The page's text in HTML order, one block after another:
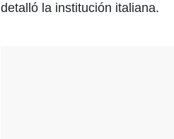
detalló la institución italiana.